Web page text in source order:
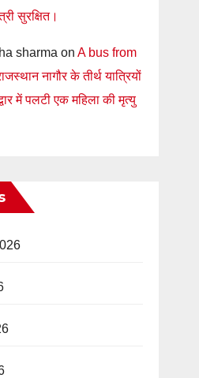
सुरक्षित।
sharma on A bus from
नागौर के तीर्थ यात्रियों
में पलटी एक महिला की मृत्यु